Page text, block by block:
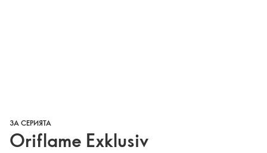
ЗА СЕРИЯТА
Oriflame Exklusiv